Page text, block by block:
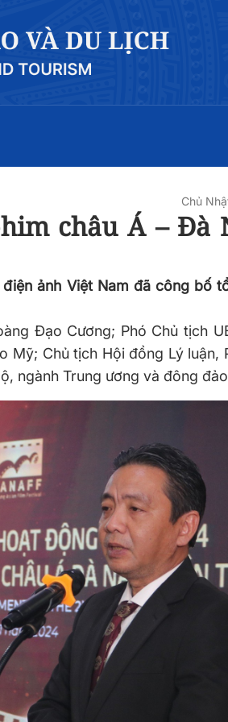
Chủ
châu Á – Đà
ảnh Việt Nam đã công bố
Đạo Cương; Phó Chủ tịch
Mỹ; Chủ tịch Hội đồng Lý luận,
ngành Trung ương và đông